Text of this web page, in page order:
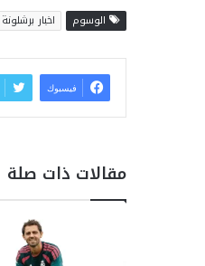
الوسوم اخبار برشلونة
فيسبوك
مقالات ذات صلة